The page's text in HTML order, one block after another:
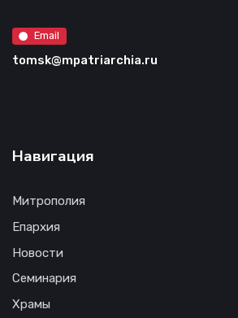
Email
tomsk@mpatriarchia.ru
Навигация
Митрополия
Епархия
Новости
Семинария
Храмы